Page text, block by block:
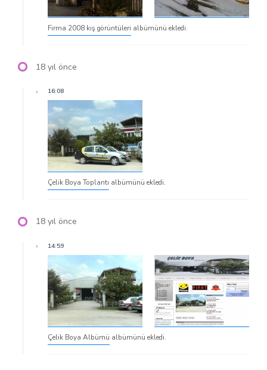
Firma 2008 kış görüntüleri albümünü ekledi.
18 yıl önce
16:08
Çelik Boya Toplantı albümünü ekledi.
18 yıl önce
14:59
Çelik Boya Albümü albümünü ekledi.